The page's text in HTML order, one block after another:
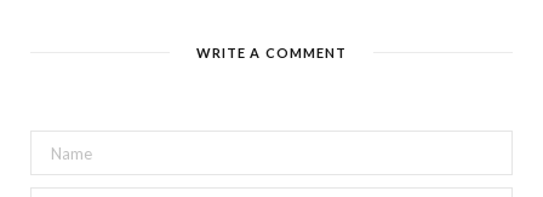
WRITE A COMMENT